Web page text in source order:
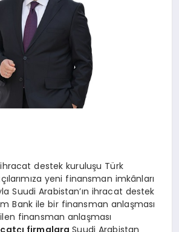
destek kuruluşu Türk
yeni finansman imkânları
Suudi Arabistan’ın ihracat destek
Bank ile bir finansman anlaşması
finansman anlaşması
firmalaraSuudi Arabistan